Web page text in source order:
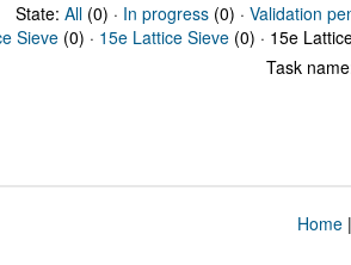
State: All(0) · In progress(0) · Validation
Sieve (0) · 15e Lattice Sieve (0) · 15e
Task
Home|